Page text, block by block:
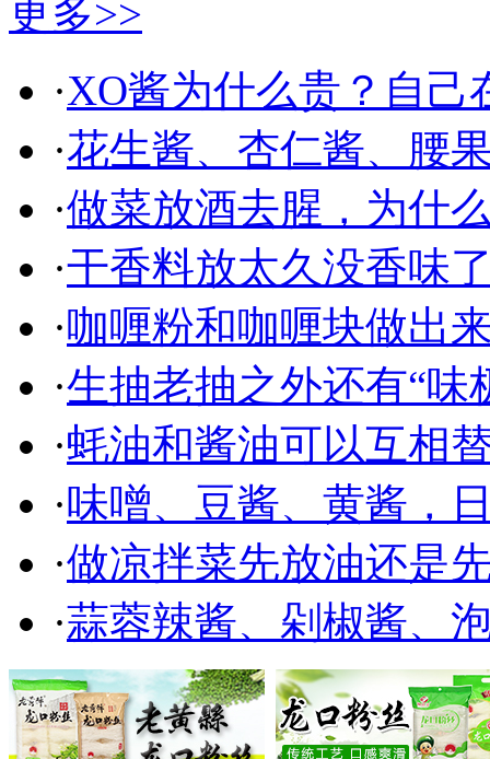
更多>>
·XO酱为什么贵？自己
·花生酱、杏仁酱、腰
·做菜放酒去腥，为什
·干香料放太久没香味
·咖喱粉和咖喱块做出
·生抽老抽之外还有“味
·蚝油和酱油可以互相
·味噌、豆酱、黄酱，
·做凉拌菜先放油还是
·蒜蓉辣酱、剁椒酱、